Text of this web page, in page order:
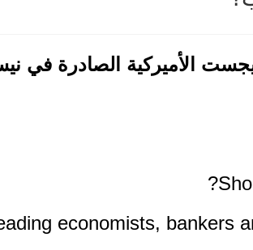
الأميركية الصادرة في نيسان
economists, bankers